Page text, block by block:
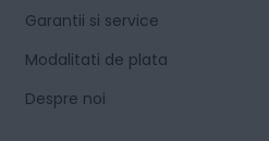
Garantii si service
Modalitati de plata
Despre noi